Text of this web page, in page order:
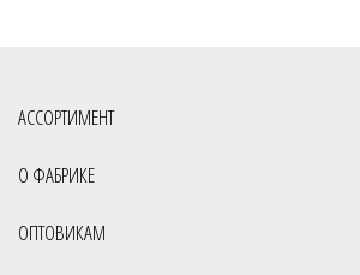
АССОРТИМЕНТ
О ФАБРИКЕ
ОПТОВИКАМ